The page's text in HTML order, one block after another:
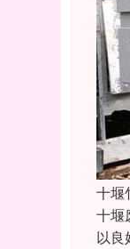
十堰
十堰
以良